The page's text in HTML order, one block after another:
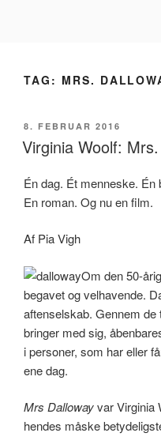
TAG: MRS.
UDGIVET
DEN
8. FEBRUAR 2016
Virginia Woolf:
Én dag. Ét menneske. Én
En roman. Og nu en film.
Af Pia Vigh
Om den 50-
begavet og velhavende.
aftenselskab. Gennem de
bringer med sig,
i personer, som har eller
ene dag.
Mrs Dallowayvar Virginia
hendes måske